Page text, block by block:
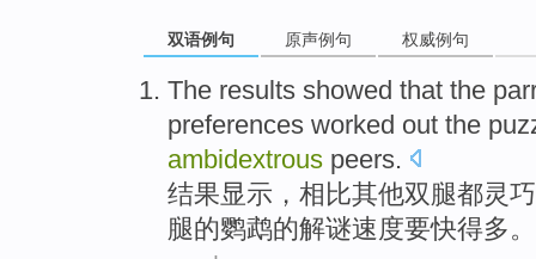
双语例句 原声例句 权威例句
The results showed that the
preferences worked out the
ambidextrous peers.
结果显示 ，相比其他双腿都灵巧
腿的鹦鹉的解谜速度要快得多。